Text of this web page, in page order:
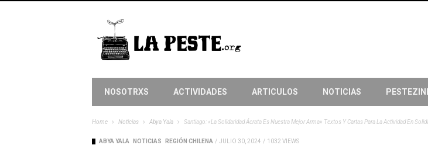
NOSOTRXS ACTIVIDADES ARTICULOS NOTICIAS
Home Noticias Abya Yala Santiago: «La Solidaridad Ácrata Es Nuestra Mejor Arma» Textos Y Cartas Para La Actividad En
ABYA YALA NOTICIAS REGIÓN CHILENA / JULIO 30, 2024 / 1032 VIEWS